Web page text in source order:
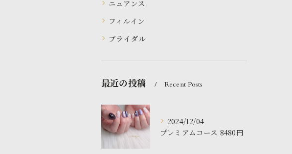
ニュアンス
フィルイン
ブライダル
最近の投稿 Recent Posts
2024/12/04
プレミアムコース 8480円